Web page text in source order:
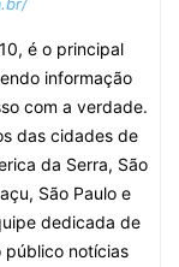
é o principal
informação
com a verdade.
das cidades de
da Serra, São
São Paulo e
dedicada de
público notícias